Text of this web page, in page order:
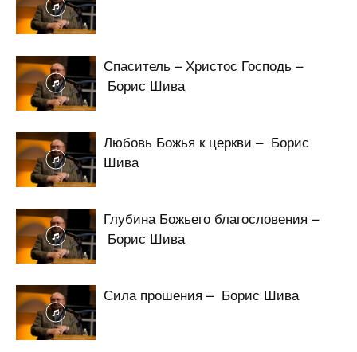
Спаситель – Христос Господь –
Борис Шива
Любовь Божья к церкви – Борис
Шива
Глубина Божьего благословения –
Борис Шива
Сила прошения – Борис Шива